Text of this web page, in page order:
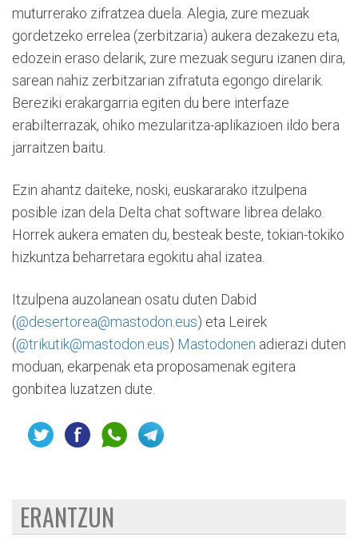
muturrerako zifratzea duela. Alegia, zure mezuak
gordetzeko errelea (zerbitzaria) aukera dezakezu eta,
edozein eraso delarik, zure mezuak seguru izanen dira,
sarean nahiz zerbitzarian zifratuta egongo direlarik.
Bereziki erakargarria egiten du bere interfaze
erabilterrazak, ohiko mezularitza-aplikazioen ildo bera
jarraitzen baitu.
Ezin ahantz daiteke, noski, euskararako itzulpena
posible izan dela Delta chat software librea delako.
Horrek aukera ematen du, besteak beste, tokian-tokiko
hizkuntza beharretara egokitu ahal izatea.
Itzulpena auzolanean osatu duten Dabid
(@desertorea@mastodon.eus) eta Leirek
(@trikutik@mastodon.eus) Mastodonen adierazi duten
moduan, ekarpenak eta proposamenak egitera
gonbitea luzatzen dute.
ERANTZUN